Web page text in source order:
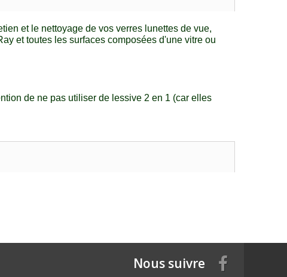
et le nettoyage de vos verres lunettes de vue,
et toutes les surfaces composées d'une vitre ou
de ne pas utiliser de lessive 2 en 1 (car elles
Nous suivre